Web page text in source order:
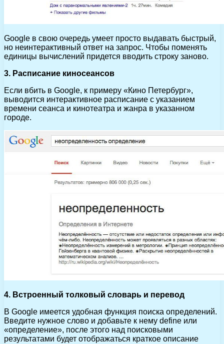
Google в свою очередь умеет просто выдавать быстрый,
но неинтерактивный ответ на запрос. Чтобы поменять
единицы вычислений придется вводить строку заново.
3. Расписание киносеансов
Если вбить в Google, к примеру «Кино Петербург»,
выводится интерактивное расписание с указанием
времени сеанса и кинотеатра и жанра в указанном
городе.
4. Встроенный толковый словарь и перевод
В Google имеется удобная функция поиска определений.
Введите нужное слово и добавьте к нему define или
«определение», после этого над поисковыми
результатами будет отображаться краткое описание